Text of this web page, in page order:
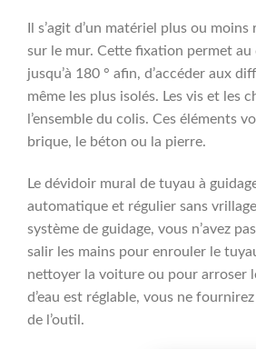
Il s’agit d’un matériel plus ou
sur le mur. Cette fixation permet
jusqu’à 180 ° afin, d’accéder aux
même les plus isolés. Les vis et les
l’ensemble du colis. Ces éléments
brique, le béton ou la pierre.
Le dévidoir mural de tuyau à
automatique et régulier sans
système de guidage, vous n’avez
salir les mains pour enrouler le
nettoyer la voiture ou pour arroser
d’eau est réglable, vous ne
de l’outil.